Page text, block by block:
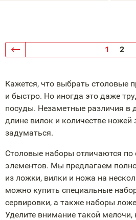
1 2
Кажется, что выбрать столовые
и быстро. Но иногда это даже
посуды. Незаметные различия в
длине вилок и количестве ножей
задуматься.
Столовые наборы отличаются по
элементов. Мы предлагаем
из ложки, вилки и ножа на
можно купить специальные
сервировки, а также наборы
Уделите внимание такой